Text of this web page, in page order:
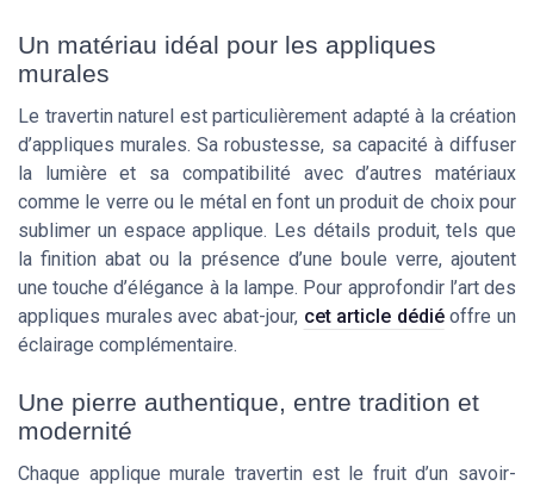
Un matériau idéal pour les appliques
murales
Le travertin naturel est particulièrement adapté à la création
d’appliques murales. Sa robustesse, sa capacité à diffuser
la lumière et sa compatibilité avec d’autres matériaux
comme le verre ou le métal en font un produit de choix pour
sublimer un espace applique. Les détails produit, tels que
la finition abat ou la présence d’une boule verre, ajoutent
une touche d’élégance à la lampe. Pour approfondir l’art des
appliques murales avec abat-jour, cet article dédiéoffre un
éclairage complémentaire.
Une pierre authentique, entre tradition et
modernité
Chaque applique murale travertin est le fruit d’un savoir-